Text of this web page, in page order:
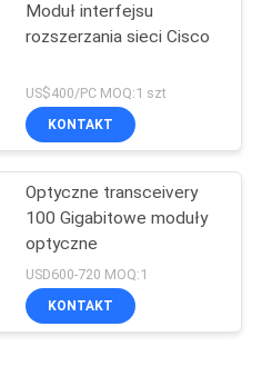
Moduł interfejsu
rozszerzania sieci Cisco
US$400/PC MOQ:1 szt
KONTAKT
Optyczne transceivery
100 Gigabitowe moduły
optyczne
USD600-720 MOQ:1
KONTAKT